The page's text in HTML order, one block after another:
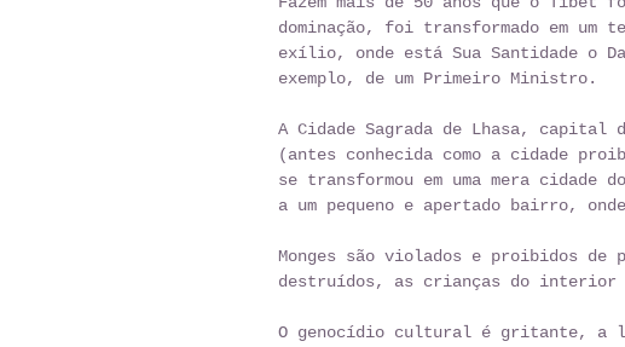
dominação, foi transformado em
exílio, onde está Sua Santidade o
exemplo, de um Primeiro Ministro.
A Cidade Sagrada de Lhasa,
(antes conhecida como a cidade
se transformou em uma mera
a um pequeno e apertado bairro,
Monges são violados e proibidos
destruídos, as crianças do interior
O genocídio cultural é gritante, a